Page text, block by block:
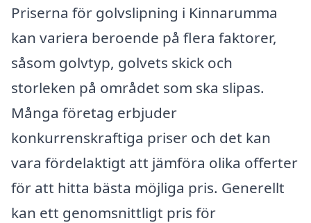
Priserna för golvslipning i Kinnarumma
kan variera beroende på flera faktorer,
såsom golvtyp, golvets skick och
storleken på området som ska slipas.
Många företag erbjuder
konkurrenskraftiga priser och det kan
vara fördelaktigt att jämföra olika offerter
för att hitta bästa möjliga pris. Generellt
kan ett genomsnittligt pris för